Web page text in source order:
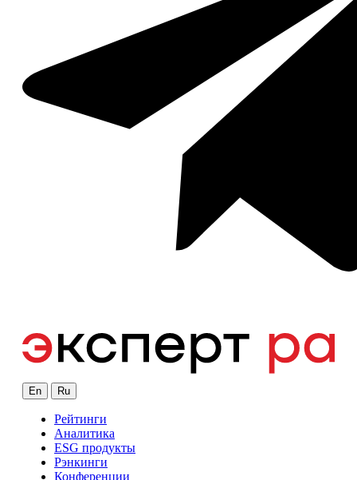
En Ru
Рейтинги
Аналитика
ESG продукты
Рэнкинги
Конференции